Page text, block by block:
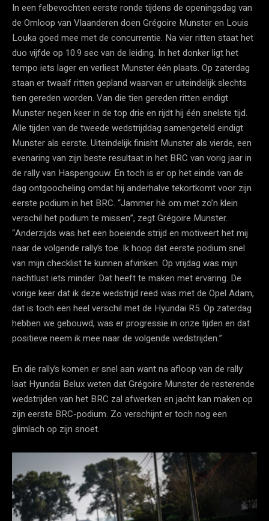
In een felbevochten eerste ronde tijdens de openingsdag van
de Omloop van Vlaanderen doen Grégoire Munster en Louis
Louka goed mee met de concurrentie. Na vier ritten staat het
duo vijfde op 10.9 sec van de leiding. In het donker ligt het
tempo iets lager en verliest Munster één plaats. Op zaterdag
staan er twaalf ritten gepland waarvan er uiteindelijk slechts
tien gereden worden. Van die tien gereden ritten eindigt
Munster negen keer in de top drie en rijdt hij één snelste tijd.
Alle tijden van de tweede wedstrijddag samengeteld eindigt
Munster als eerste. Uiteindelijk finisht Munster als vierde, een
evenaring van zijn beste resultaat in het BRC van vorig jaar in
de rally van Haspengouw. En toch is er op het einde van de
dag ontgoocheling omdat hij anderhalve tekortkomt voor zijn
eerste podium in het BRC. “Jammer hè om met zo’n klein
verschil het podium te missen”, zegt Grégoire Munster.
“Anderzijds was het een boeiende strijd en motiveert het mij
naar de volgende rally’s toe. Ik hoop dat eerste podium snel
van mijn checklist te kunnen afvinken. Op vrijdag was mijn
nachtlust iets minder. Dat heeft te maken met ervaring. De
vorige keer dat ik deze wedstrijd reed was met de Opel Adam,
dat is toch een heel verschil met de Hyundai R5. Op zaterdag
hebben we gebouwd, was er progressie in onze tijden en dat
positieve neem ik mee naar de volgende wedstrijden.”
En die rally’s komen er snel aan want na afloop van de rally
laat Hyundai Belux weten dat Grégoire Munster de resterende
wedstrijden van het BRC zal afwerken en jacht kan maken op
zijn eerste BRC-podium. Zo verschijnt er toch nog een
glimlach op zijn snoet.